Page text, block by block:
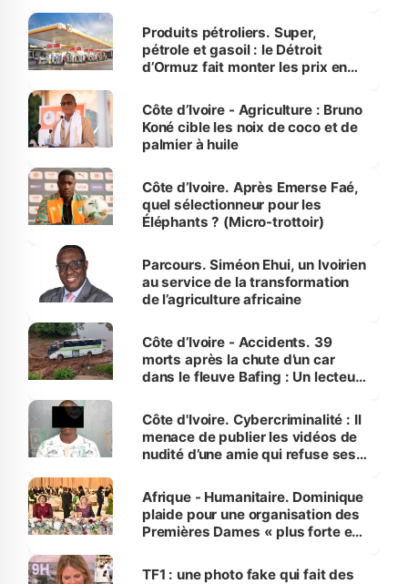
menacées
Produits pétroliers. Super,
pétrole et gasoil : le Détroit
d’Ormuz fait monter les prix en
Côte d’Ivoire - Agriculture : Bruno
Koné cible les noix de coco et de
palmier à huile
Côte d’Ivoire. Après Emerse Faé,
quel sélectionneur pour les
Éléphants ? (Micro-trottoir)
Parcours. Siméon Ehui, un Ivoirien
au service de la transformation
de l’agriculture africaine
Côte d’Ivoire - Accidents. 39
morts après la chute d’un car
dans le fleuve Bafing : Un lecteur
des Transports
Côte d'Ivoire. Cybercriminalité : Il
menace de publier les vidéos de
nudité d’une amie qui refuse ses
Afrique - Humanitaire. Dominique
plaide pour une organisation des
Premières Dames « plus forte et
sur la scène internationale »
TF1 : une photo fake qui fait des